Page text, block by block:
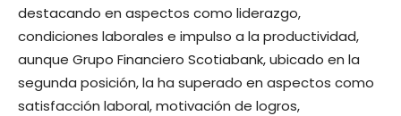
destacando en aspectos como liderazgo,
condiciones laborales e impulso a la productividad,
aunque Grupo Financiero Scotiabank, ubicado en la
segunda posición, la ha superado en aspectos como
satisfacción laboral, motivación de logros,